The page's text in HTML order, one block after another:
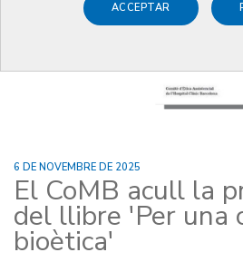
ACCEPTAR
6 DE NOVEMBRE DE 2025
El CoMB acull la
del llibre 'Per una
bioètica'